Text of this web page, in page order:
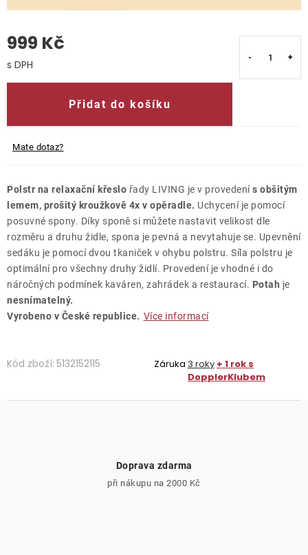
Naše katalogy
O nás
Kontakty
999 Kč
Přidat do košíku
Mate dotaz?
Polstr na relaxační křeslo řady LIVING je v provedenís obšitým
lemem, prošitý kroužkově 4x v opěradle. Uchycení je pomocí
posuvné spony. Díky sponě si můžete nastavit velikost dle
rozměru a druhu židle, spona je pevná a nevytahuje se. Upevnění
sedáku je pomocí dvou tkaniček v ohybu polstru. Síla polstru je
optimální pro všechny druhy židlí. Provedení je vhodné i do
náročných podmínek kaváren, zahrádek a restaurací. Potah je
nesnímatelný.
Vyrobeno v České republice. Více informací
Kód zboží: 5132152115 Záruka 3 roky + 1 rok s
DopplerKlubem
Doprava zdarma
při nákupu na 2000 Kč